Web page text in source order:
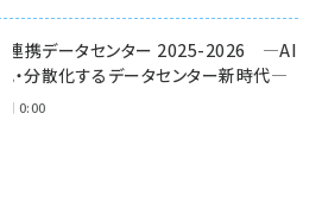
ト連携データセンター 2025-2026 ―AI
・分散化するデータセンター新時代―
0:00